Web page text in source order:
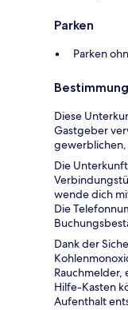
Parken
Parken
Diese
Gastgeber
Die
wende dich
Die
Dank der
Rauchmelder,
Hilfe-Kasten
Aufenthalt